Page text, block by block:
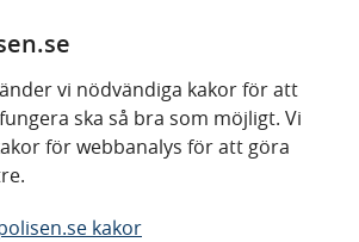
vi nödvändiga kakor för att
ska så bra som möjligt. Vi
för webbanalys för att göra
kakor